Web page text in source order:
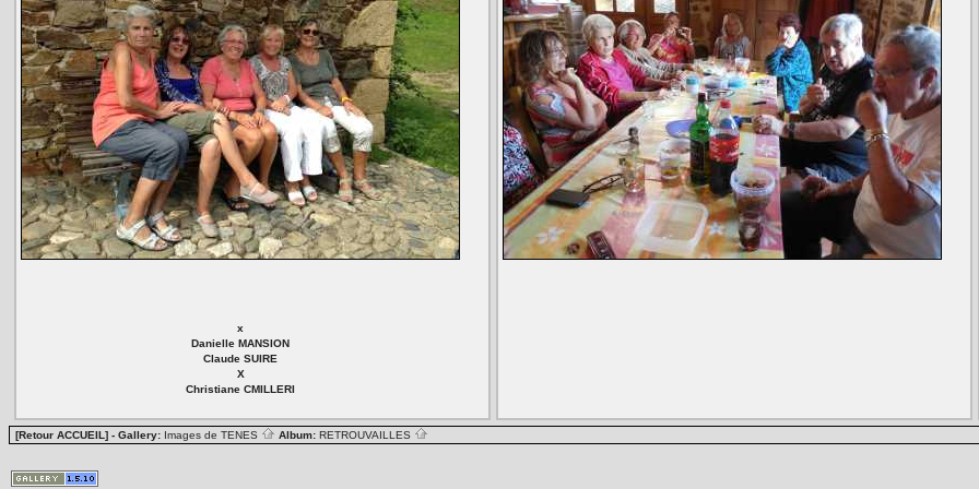
x
Danielle MANSION
Claude SUIRE
X
Christiane CMILLERI
[Retour ACCUEIL] - Gallery: Images de TENES Album: RETROUVAILLES